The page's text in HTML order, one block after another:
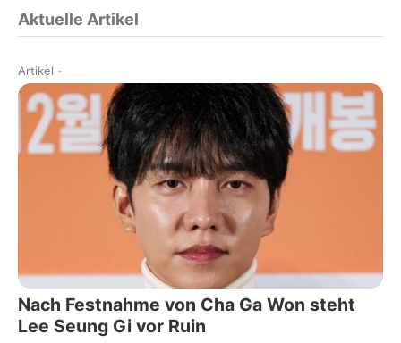
Aktuelle Artikel
Artikel -
Nach Festnahme von Cha Ga Won steht
Lee Seung Gi vor Ruin